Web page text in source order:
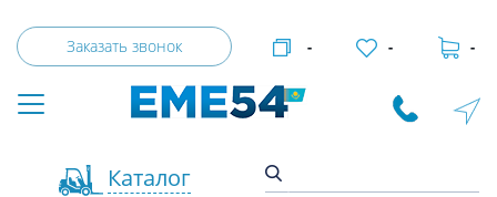
Заказать звонок
Каталог
- - -